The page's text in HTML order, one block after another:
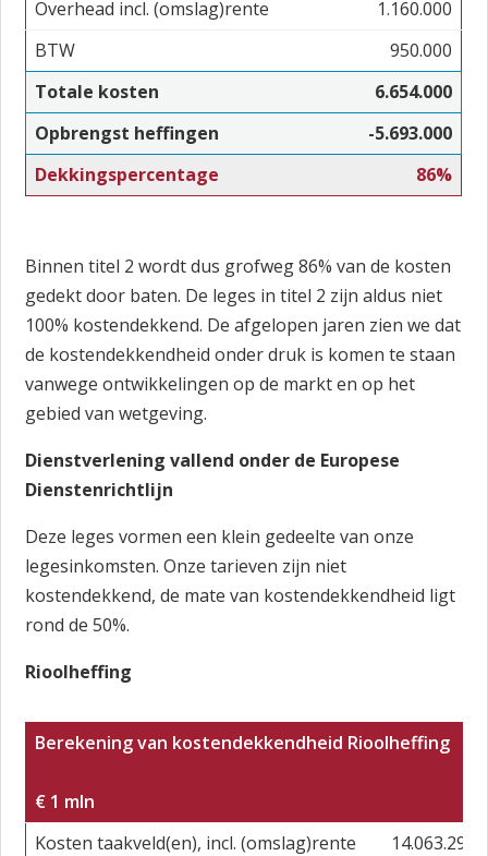
Overhead incl. (omslag)rente
1.160.000
BTW
950.000
Totale kosten
6.654.000
Opbrengst heffingen
-5.693.000
Dekkingspercentage
86%
Binnen titel 2 wordt dus grofweg 86% van de kosten
gedekt door baten. De leges in titel 2 zijn aldus niet
100% kostendekkend. De afgelopen jaren zien we dat
de kostendekkendheid onder druk is komen te staan
vanwege ontwikkelingen op de markt en op het
gebied van wetgeving.
Dienstverlening vallend onder de Europese
Dienstenrichtlijn
Deze leges vormen een klein gedeelte van onze
legesinkomsten. Onze tarieven zijn niet
kostendekkend, de mate van kostendekkendheid ligt
rond de 50%.
Rioolheffing
Berekening van kostendekkendheid Rioolheffing
€ 1 mln
Kosten taakveld(en), incl. (omslag)rente
14.063.290